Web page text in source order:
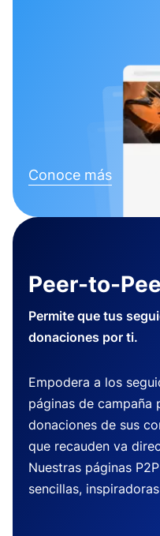
Conoce más
Peer-to-
Permite que tus
donaciones por ti.
Empodera a los
páginas de campaña
donaciones de sus
que recauden va
Nuestras páginas
sencillas,